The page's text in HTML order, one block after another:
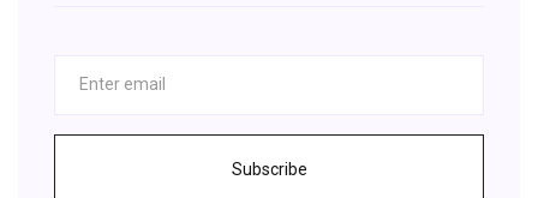
Subscribe